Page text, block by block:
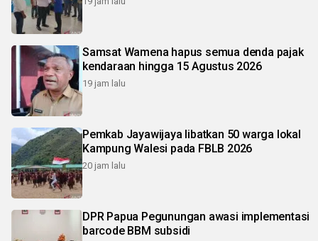
Samsat Wamena hapus semua denda pajak
kendaraan hingga 15 Agustus 2026
19 jam lalu
Pemkab Jayawijaya libatkan 50 warga lokal
Kampung Walesi pada FBLB 2026
20 jam lalu
DPR Papua Pegunungan awasi implementasi
barcode BBM subsidi